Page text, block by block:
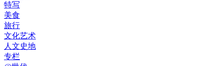
特写
美食
旅行
文化艺术
人文史地
专栏